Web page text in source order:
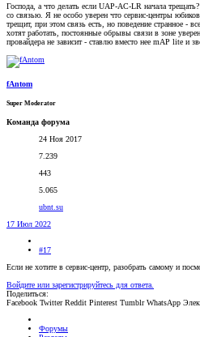
Господа, а что делать если UAP-AC-LR начала
со связью. Я не особо уверен что сервис-центры
трещит, при этом связь есть, но поведение странное -
хотят работать, постоянные обрывы связи в зоне
провайдера не зависит - ставлю вместо нее mAP lite и
fAntom
Super Moderator
Команда форума
24 Ноя 2017
7.239
443
5.065
ubnt.su
17 Июл 2022
#17
Если не хотите в сервис-центр, разобрать самому и
Войдите или зарегистрируйтесь для ответа.
Поделиться:
Facebook Twitter Reddit Pinterest Tumblr WhatsApp
Форумы